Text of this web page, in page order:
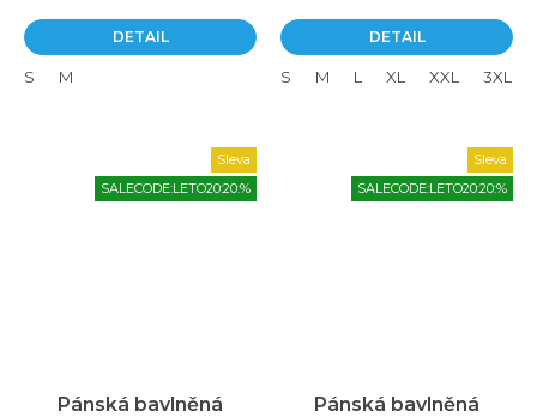
DETAIL
S M
DETAIL
S M L XL XXL 3XL
Sleva
SALECODE:LETO20:20:%
Pánská bavlněná
Sleva
SALECODE:LETO20:20:%
Pánská bavlněná